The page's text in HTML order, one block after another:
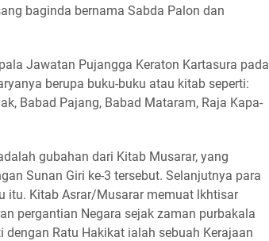
baginda bernama Sabda Palon dan
Jawatan Pujangga Keraton Kartasura pada
berupa buku-buku atau kitab seperti:
Babad Pajang, Babad Mataram, Raja Kapa-
gubahan dari Kitab Musarar, yang
Sunan Giri ke-3 tersebut. Selanjutnya para
itu. Kitab Asrar/Musarar memuat lkhtisar
pergantian Negara sejak zaman purbakala
Ratu Hakikat ialah sebuah Kerajaan